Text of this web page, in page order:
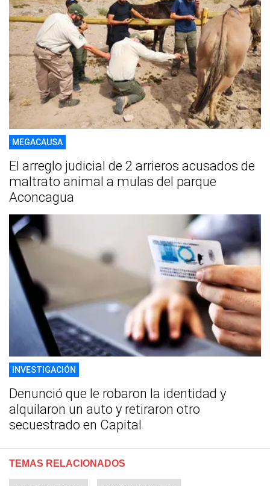
MEGACAUSA
El arreglo judicial de 2 arrieros acusados de
maltrato animal a mulas del parque
Aconcagua
INVESTIGACIÓN
Denunció que le robaron la identidad y
alquilaron un auto y retiraron otro
secuestrado en Capital
TEMAS RELACIONADOS